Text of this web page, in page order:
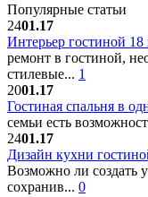
Популярные статьи
2401.17
Интерьер гостиной
ремонт в гостиной,
стилевые... 1
2001.17
Гостиная спальня в
семьи есть
2401.17
Дизайн кухни
Возможно ли
сохранив... 0